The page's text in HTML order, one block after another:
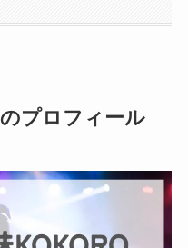
プロフィール